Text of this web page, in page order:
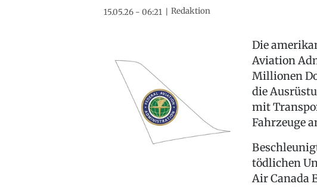
15.05.26 - 06:21 Redaktion
Die
Aviation
Millionen
die
mit
Fahrzeuge
tödlichen
Air Canada